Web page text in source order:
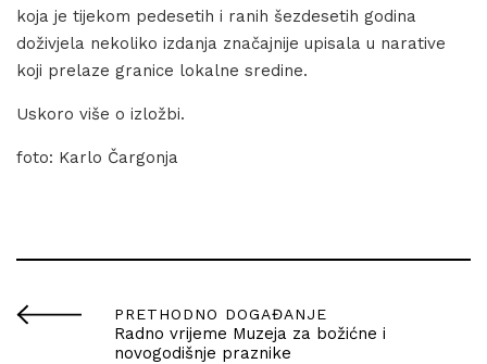
koja je tijekom pedesetih i ranih šezdesetih godina
doživjela nekoliko izdanja značajnije upisala u narative
koji prelaze granice lokalne sredine.
Uskoro više o izložbi.
foto: Karlo Čargonja
PRETHODNO DOGAĐANJE
Radno vrijeme Muzeja za božićne i
novogodišnje praznike